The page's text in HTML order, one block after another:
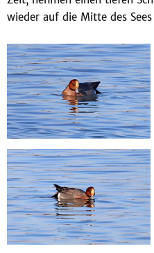
wieder auf die Mitte des